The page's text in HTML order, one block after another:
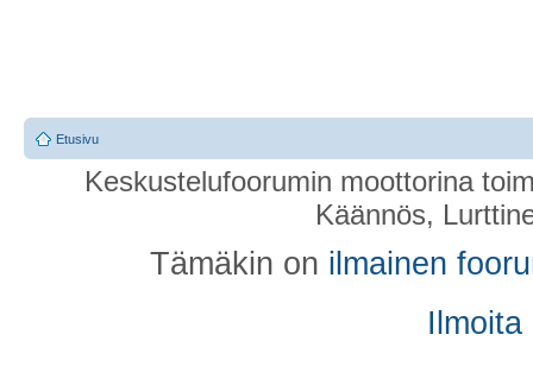
Etusivu
Keskustelufoorumin moottorina
Käännös,
Tämäkin on ilmainen